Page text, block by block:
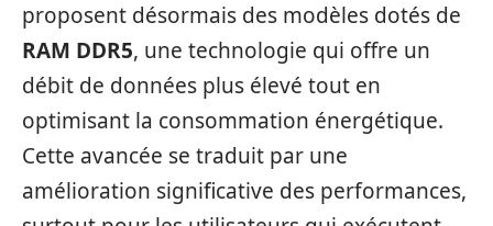
proposent désormais des modèles dotés de
RAM DDR5, une technologie qui offre un
débit de données plus élevé tout en
optimisant la consommation énergétique.
Cette avancée se traduit par une
amélioration significative des performances,